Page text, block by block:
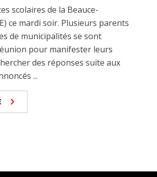
scolaires de la Beauce-
ce mardi soir. Plusieurs parents
de municipalités se sont
pour manifester leurs
des réponses suite aux
...